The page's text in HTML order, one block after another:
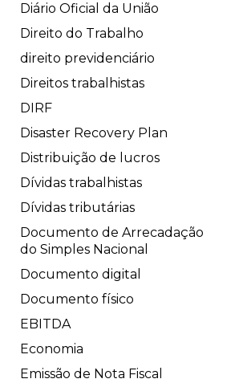
Diário Oficial da União
Direito do Trabalho
direito previdenciário
Direitos trabalhistas
DIRF
Disaster Recovery Plan
Distribuição de lucros
Dívidas trabalhistas
Dívidas tributárias
Documento de Arrecadação
do Simples Nacional
Documento digital
Documento físico
EBITDA
Economia
Emissão de Nota Fiscal